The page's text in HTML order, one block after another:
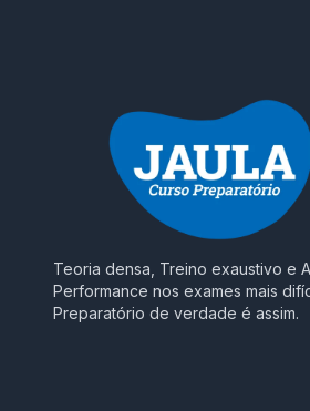
Teoria densa, Treino exaustivo e
Performance nos exames mais
Preparatório de verdade é assim.